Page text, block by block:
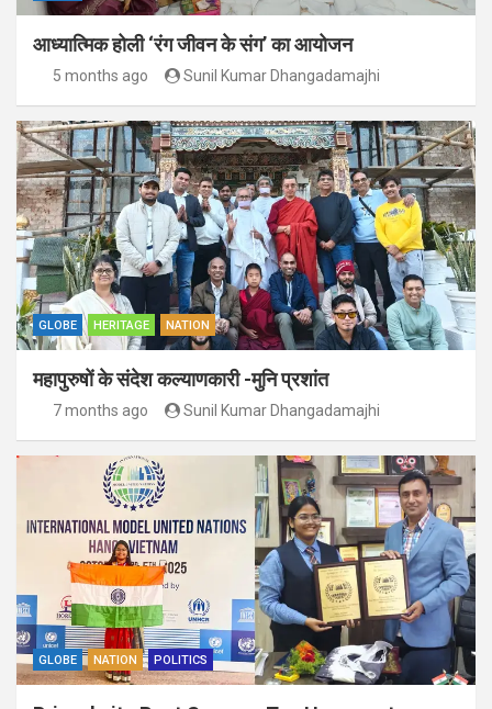
आध्यात्मिक होली ‘रंग जीवन के संग’ का आयोजन
5 months ago Sunil Kumar Dhangadamajhi
GLOBE HERITAGE NATION
महापुरुषों के संदेश कल्याणकारी -मुनि प्रशांत
7 months ago Sunil Kumar Dhangadamajhi
GLOBE NATION POLITICS